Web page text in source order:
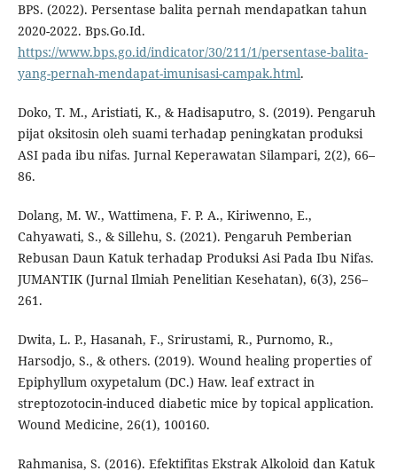
BPS. (2022). Persentase balita pernah mendapatkan tahun
2020-2022. Bps.Go.Id.
https://www.bps.go.id/indicator/30/211/1/persentase-balita-
yang-pernah-mendapat-imunisasi-campak.html.
Doko, T. M., Aristiati, K., & Hadisaputro, S. (2019). Pengaruh
pijat oksitosin oleh suami terhadap peningkatan produksi
ASI pada ibu nifas. Jurnal Keperawatan Silampari, 2(2), 66–
86.
Dolang, M. W., Wattimena, F. P. A., Kiriwenno, E.,
Cahyawati, S., & Sillehu, S. (2021). Pengaruh Pemberian
Rebusan Daun Katuk terhadap Produksi Asi Pada Ibu Nifas.
JUMANTIK (Jurnal Ilmiah Penelitian Kesehatan), 6(3), 256–
261.
Dwita, L. P., Hasanah, F., Srirustami, R., Purnomo, R.,
Harsodjo, S., & others. (2019). Wound healing properties of
Epiphyllum oxypetalum (DC.) Haw. leaf extract in
streptozotocin-induced diabetic mice by topical application.
Wound Medicine, 26(1), 100160.
Rahmanisa, S. (2016). Efektifitas Ekstrak Alkoloid dan Katuk